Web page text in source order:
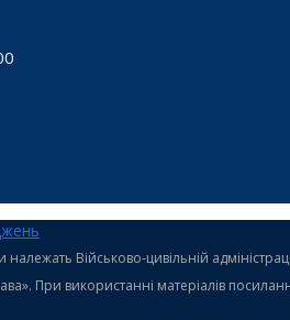
належать Військово-цивільній
При використанні матеріалів